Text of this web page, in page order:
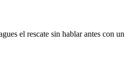
el rescate sin hablar antes con un